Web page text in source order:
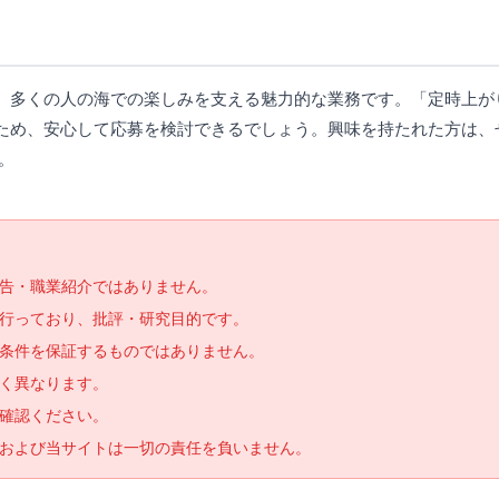
くの人の海での楽しみを支える魅力的な業務です。「定時上
、安心して応募を検討できるでしょう。興味を持たれた方は
職業紹介ではありません。
ており、批評・研究目的です。
を保証するものではありません。
異なります。
認ください。
び当サイトは一切の責任を負いません。